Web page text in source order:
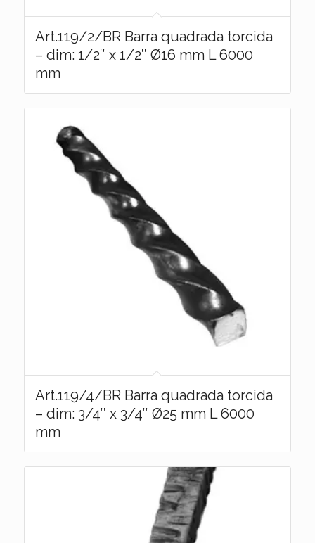
Art.119/2/BR Barra quadrada torcida
– dim: 1/2″ x 1/2″ Ø16 mm L 6000
mm
Art.119/4/BR Barra quadrada torcida
– dim: 3/4″ x 3/4″ Ø25 mm L 6000
mm